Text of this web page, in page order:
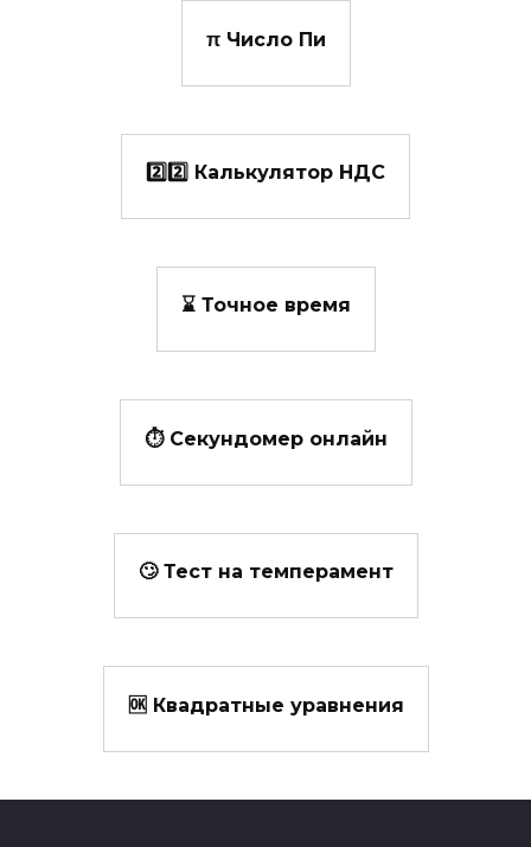
π Число Пи
2️⃣2️⃣ Калькулятор НДС
⌛ Точное время
⏱️ Секундомер онлайн
🙄 Тест на темперамент
🆗 Квадратные уравнения